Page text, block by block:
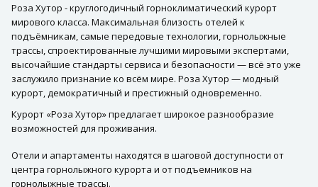
Роза Хутор - круглогодичный горноклиматический курорт
мирового класса. Максимальная близость отелей к
подъёмникам, самые передовые технологии, горнолыжные
трассы, спроектированные лучшими мировыми экспертами,
высочайшие стандарты сервиса и безопасности — всё это уже
заслужило признание ко всём мире. Роза Хутор — модный
курорт, демократичный и престижный одновременно.
Курорт «Роза Хутор» предлагает широкое разнообразие
возможностей для проживания.
Отели и апартаменты находятся в шаговой доступности от
центра горнолыжного курорта и от подъемников на
горнолыжные трассы.